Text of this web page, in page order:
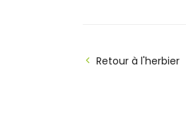
Retour à l'herbier